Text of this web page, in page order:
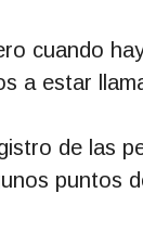
cuando
a estar
de las
puntos